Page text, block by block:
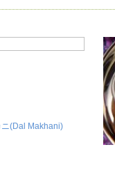
ニ(Dal Makhani)